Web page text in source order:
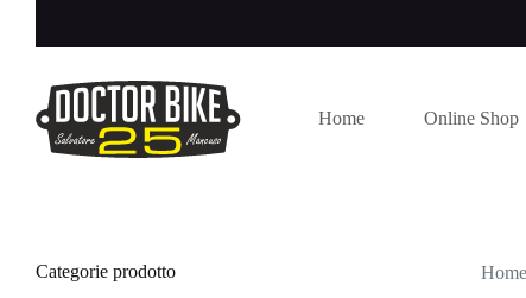
contenuto
Home Online Shop
Home
Categorie prodotto